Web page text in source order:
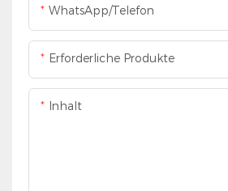
WhatsApp/Telefon
Erforderliche Produkte
Inhalt